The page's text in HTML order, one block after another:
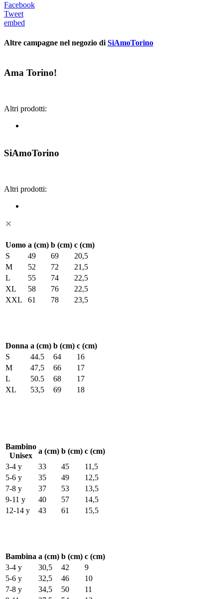
Facebook
Tweet
embed
Altre campagne nel negozio di SiAmoTorino
Ama Torino!
Altri prodotti:
SiAmoTorino
Altri prodotti:
Uomo a (cm) b (cm) c (cm)
S
49 69
20,5
M
52 72
21,5
L
55 74
22,5
XL
58 76
22,5
XXL
61 78 23,5
Donna a (cm) b (cm) c (cm)
S
44.5 64
16
M
47,5 66
17
L
50.5 68
17
XL
53,5 69 18
Bambino
Unisex
a (cm) b (cm) c (cm)
3-4 y
33 45
11,5
5-6 y
35 49
12,5
7-8 y
37 53
13,5
9-11 y
40 57
14,5
12-14 y
43 61 15,5
Bambina a (cm) b (cm) c (cm)
3-4 y
30,5 42
9
5-6 y
32,5 46
10
7-8 y
34,5 50
11